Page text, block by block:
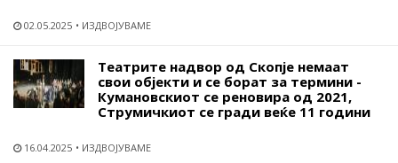
02.05.2025 ИЗДВОЈУВАМЕ
Театрите надвор од Скопје немаат
свои објекти и се борат за термини -
Кумановскиот се реновира од 2021,
Струмичкиот се гради веќе 11 години
16.04.2025 ИЗДВОЈУВАМЕ